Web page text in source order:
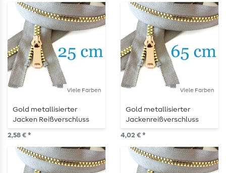
Viele Farben
Gold metallisierter
Jacken Reißverschluss
teilbar 25 cm
2,58 € *
Viele Farben
Gold metallisierter
Jackenreißverschluss
teilbar 65 cm
4,02 € *